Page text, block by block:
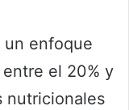
un enfoque
el 20% y
nutricionales